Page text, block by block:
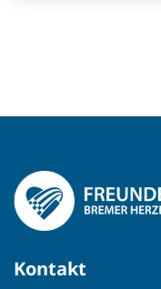
Kontakt